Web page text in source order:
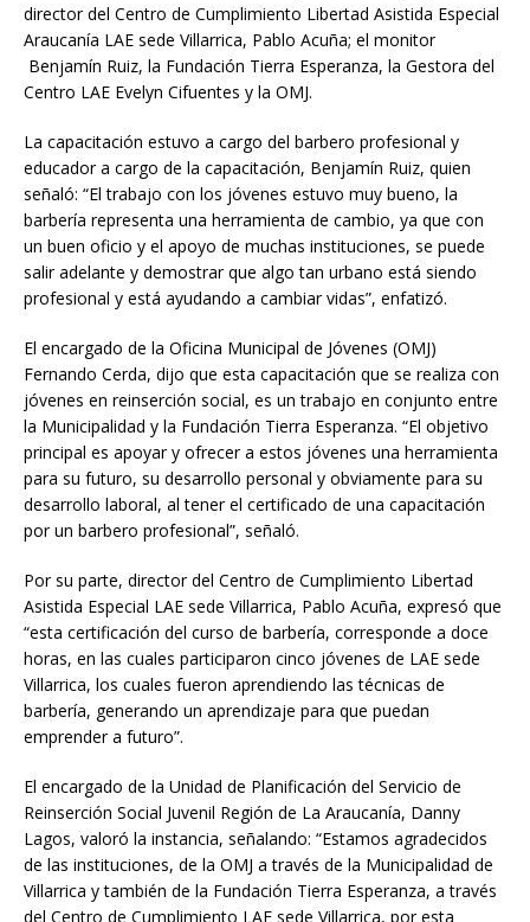
director del Centro de Cumplimiento Libertad Asistida Especial
Araucanía LAE sede Villarrica, Pablo Acuña; el monitor
Benjamín Ruiz, la Fundación Tierra Esperanza, la Gestora del
Centro LAE Evelyn Cifuentes y la OMJ.
La capacitación estuvo a cargo del barbero profesional y
educador a cargo de la capacitación, Benjamín Ruiz, quien
señaló: “El trabajo con los jóvenes estuvo muy bueno, la
barbería representa una herramienta de cambio, ya que con
un buen oficio y el apoyo de muchas instituciones, se puede
salir adelante y demostrar que algo tan urbano está siendo
profesional y está ayudando a cambiar vidas”, enfatizó.
El encargado de la Oficina Municipal de Jóvenes (OMJ)
Fernando Cerda, dijo que esta capacitación que se realiza con
jóvenes en reinserción social, es un trabajo en conjunto entre
la Municipalidad y la Fundación Tierra Esperanza. “El objetivo
principal es apoyar y ofrecer a estos jóvenes una herramienta
para su futuro, su desarrollo personal y obviamente para su
desarrollo laboral, al tener el certificado de una capacitación
por un barbero profesional”, señaló.
Por su parte, director del Centro de Cumplimiento Libertad
Asistida Especial LAE sede Villarrica, Pablo Acuña, expresó que
“esta certificación del curso de barbería, corresponde a doce
horas, en las cuales participaron cinco jóvenes de LAE sede
Villarrica, los cuales fueron aprendiendo las técnicas de
barbería, generando un aprendizaje para que puedan
emprender a futuro”.
El encargado de la Unidad de Planificación del Servicio de
Reinserción Social Juvenil Región de La Araucanía, Danny
Lagos, valoró la instancia, señalando: “Estamos agradecidos
de las instituciones, de la OMJ a través de la Municipalidad de
Villarrica y también de la Fundación Tierra Esperanza, a través
del Centro de Cumplimiento LAE sede Villarrica, por esta